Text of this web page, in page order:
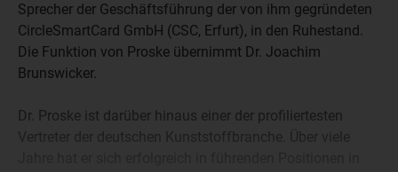
Sprecher der Geschäftsführung der von ihm gegründeten
CircleSmartCard GmbH (CSC, Erfurt), in den Ruhestand.
Die Funktion von Proske übernimmt Dr. Joachim
Brunswicker.
Dr. Proske ist darüber hinaus einer der profiliertesten
Vertreter der deutschen Kunststoffbranche. Über viele